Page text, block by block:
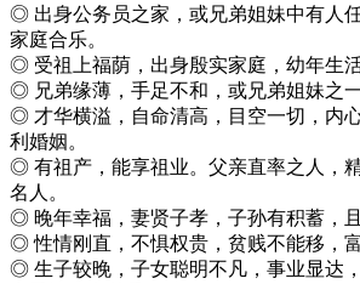
◎ 出身公务员之家，或兄弟姐妹中有人
家庭合乐。
◎ 受祖上福荫，出身殷实家庭，幼年生
◎ 兄弟缘薄，手足不和，或兄弟姐妹之
◎ 才华横溢，自命清高，目空一切，内
利婚姻。
◎ 有祖产，能享祖业。父亲直率之人，
名人。
◎ 晚年幸福，妻贤子孝，子孙有积蓄，且
◎ 性情刚直，不惧权贵，贫贱不能移，富
◎ 生子较晚，子女聪明不凡，事业显达